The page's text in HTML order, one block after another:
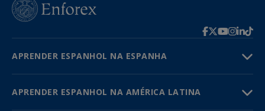
APRENDER ESPANHOL NA ESPANHA
APRENDER ESPANHOL NA AMÉRICA LATINA